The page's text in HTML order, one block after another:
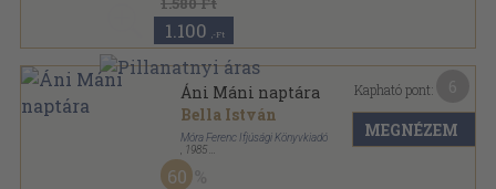
1.100 ,-Ft
Áni Máni naptára
Bella István
Móra Ferenc Ifjúsági Könyvkiadó
1985
Varrott keménykötés
60
Kapható pont:
MEGNÉZEM